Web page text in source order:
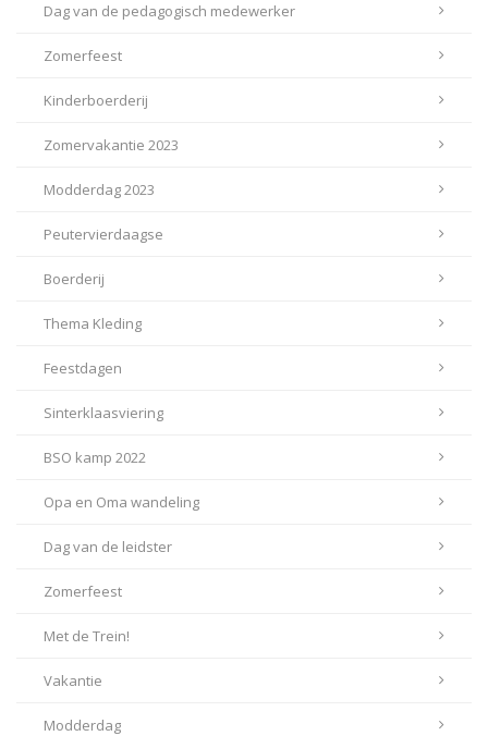
Dag van de pedagogisch medewerker
Zomerfeest
Kinderboerderij
Zomervakantie 2023
Modderdag 2023
Peutervierdaagse
Boerderij
Thema Kleding
Feestdagen
Sinterklaasviering
BSO kamp 2022
Opa en Oma wandeling
Dag van de leidster
Zomerfeest
Met de Trein!
Vakantie
Modderdag